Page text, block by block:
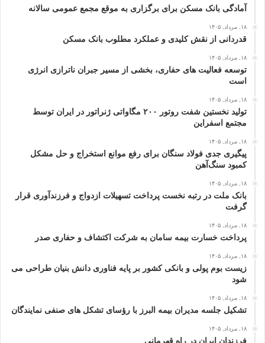
آمادگی بانک مسکن برای برگزاری به موقع مجمع عمومی سالانه
۱۸, مرداد, ۱۴۰۵
قدردانی از نقش کلیدی و عملکرد مطلوب بانک مسکن
۱۸, مرداد, ۱۴۰۵
توسعه فعالیت‌ های حفاری، بخشی از مسیر جبران ناترازی انرژی
است
۱۸, مرداد, ۱۴۰۵
تولید نخستین شفت روتور ۲۰۰ مگاواتی ژنراتور در ایران توسط
مجتمع اسفراین
۱۸, مرداد, ۱۴۰۵
پیگیری جدی فولاد سنگان برای رفع موانع استخراج و حل مشکل
کمبود سنگ‌آهن
۱۸, مرداد, ۱۴۰۵
بانک ملت در رتبه نخست پرداخت تسهیلات ازدواج و فرزندآوری قرار
گرفت
۱۸, مرداد, ۱۴۰۵
پرداخت خسارت بیمه سامان به شرکت اکتشاف و حفاری صدر
۱۸, مرداد, ۱۴۰۵
زیست بوم پولی و بانکی کشور بر پایه فناوری دانش بنیان طراحی می
شود
۱۸, مرداد, ۱۴۰۵
تشکیل جلسه مدیران بیمه البرز با رؤسای تشکل های صنفی نمایندگان
۱۸, مرداد, ۱۴۰۵
فرزندان ایران در راه قهرمانی